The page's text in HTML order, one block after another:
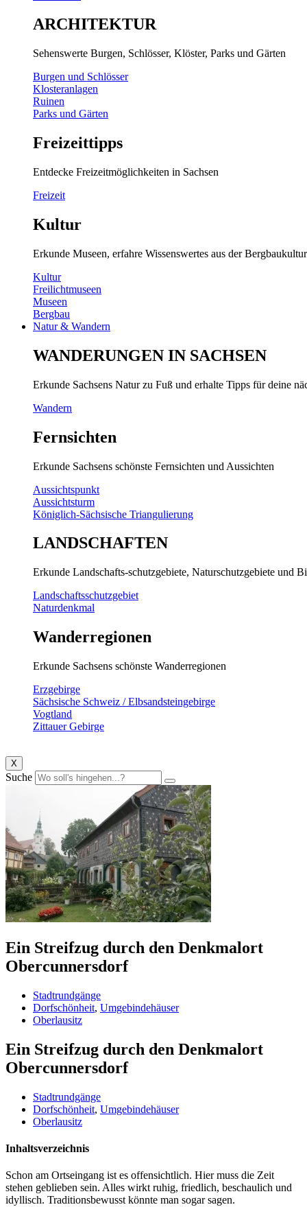
ARCHITEKTUR
Sehenswerte Burgen, Schlösser, Klöster, Parks und Gärten
Burgen und Schlösser
Klosteranlagen
Ruinen
Parks und Gärten
Freizeittipps
Entdecke Freizeitmöglichkeiten in Sachsen
Freizeit
Kultur
Erkunde Museen, erfahre Wissenswertes aus der
Kultur
Freilichtmuseen
Museen
Bergbau
Natur & Wandern
WANDERUNGEN IN SACHSEN
Erkunde Sachsens Natur zu Fuß und erhalte Tipps für deine
Wandern
Fernsichten
Erkunde Sachsens schönste Fernsichten und Aussichten
Aussichtspunkt
Aussichtsturm
Königlich-Sächsische Triangulierung
LANDSCHAFTEN
Erkunde Landschafts-schutzgebiete, Naturschutzgebiete und
Landschaftsschutzgebiet
Naturdenkmal
Wanderregionen
Erkunde Sachsens schönste Wanderregionen
Erzgebirge
Sächsische Schweiz / Elbsandsteingebirge
Vogtland
Zittauer Gebirge
X
Suche
Ein Streifzug durch den Denkmalort
Obercunnersdorf
Stadtrundgänge
Dorfschönheit, Umgebindehäuser
Oberlausitz
Ein Streifzug durch den Denkmalort
Obercunnersdorf
Stadtrundgänge
Dorfschönheit, Umgebindehäuser
Oberlausitz
Inhaltsverzeichnis
Schon am Ortseingang ist es offensichtlich. Hier muss die Zeit
stehen geblieben sein. Alles wirkt ruhig, friedlich, beschaulich und
idyllisch. Traditionsbewusst könnte man sogar sagen.